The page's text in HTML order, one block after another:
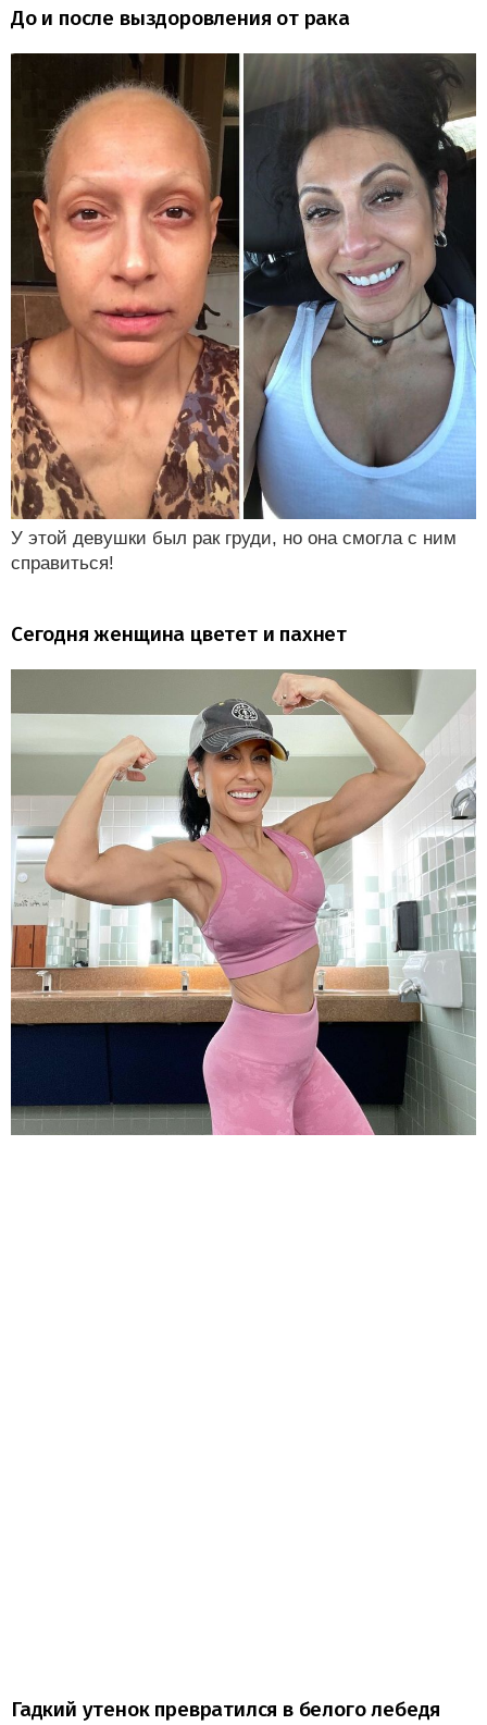
До и после выздоровления от рака
У этой девушки был рак груди, но она смогла с ним
справиться!
Сегодня женщина цветет и пахнет
Гадкий утенок превратился в белого лебедя